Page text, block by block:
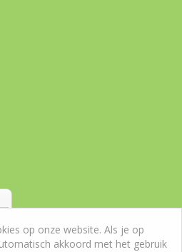
op onze website. Als je op
akkoord met het gebruik